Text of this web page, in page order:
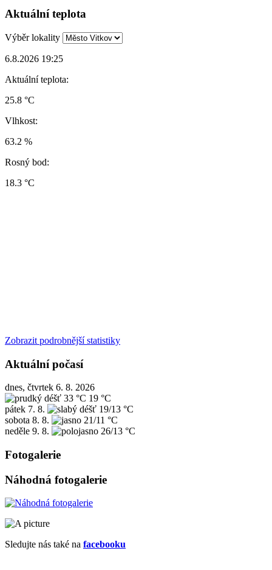
Aktuální teplota
Výběr lokality
6.8.2026 19:25
Aktuální teplota:
25.8 °C
Vlhkost:
63.2 %
Rosný bod:
18.3 °C
Zobrazit podrobnější statistiky
Aktuální počasí
dnes, čtvrtek 6. 8. 2026
33 °C 19 °C
pátek 7. 8.
19/13 °C
sobota 8. 8.
21/11 °C
neděle 9. 8. 26/13 °C
Fotogalerie
Náhodná fotogalerie
Sledujte nás také na facebooku